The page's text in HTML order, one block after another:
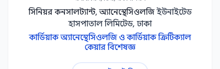
সিনিয়র কনসালট্যান্ট, অ্যানেস্থেসিওলজি ইউনাইটেড
হাসপাতাল লিমিটেড, ঢাকা
কার্ডিয়াক অ্যানেস্থেসিওলজি ও কার্ডিয়াক ক্রিটিক্যাল
কেয়ার বিশেষজ্ঞ